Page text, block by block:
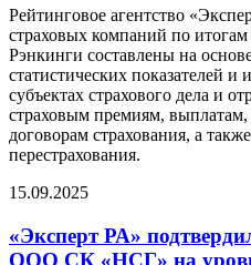
Рейтинговое агентство
страховых компаний по
Рэнкинги составлены на
статистических показателей
субъектах страхового дела и
страховым премиям,
договорам страхования, а
перестрахования.
15.09.2025
«Эксперт РА»
ООО СК «НСГ» на